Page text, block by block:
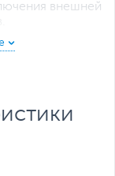
внешней
крепежом